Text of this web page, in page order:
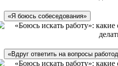
«Я боюсь собеседования»
«Вдруг ответить на вопросы